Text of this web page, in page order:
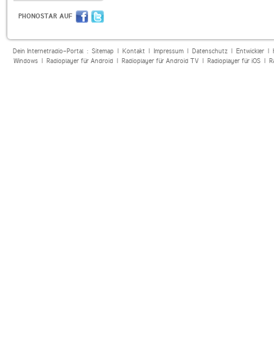
PHONOSTAR AUF
Dein Internetradio-Portal : Sitemap| Kontakt| Impressum| Datenschutz| Entwickler|
Windows| Radioplayer für Android| Radioplayer für Android TV| Radioplayer für iOS|